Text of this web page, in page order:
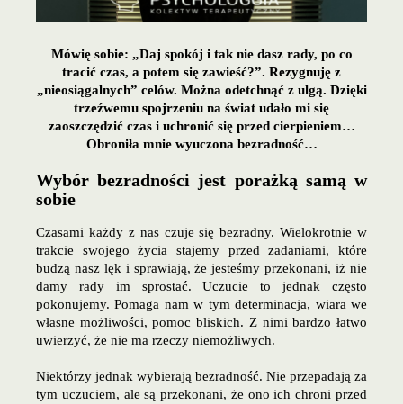
Mówię sobie: „Daj spokój i tak nie dasz rady, po co
tracić czas, a potem się zawieść?”. Rezygnuję z
„nieosiągalnych” celów. Można odetchnąć z ulgą. Dzięki
trzeźwemu spojrzeniu na świat udało mi się
zaoszczędzić czas i uchronić się przed cierpieniem…
Obroniła mnie wyuczona bezradność…
Wybór bezradności jest porażką samą w
sobie
Czasami każdy z nas czuje się bezradny. Wielokrotnie w
trakcie swojego życia stajemy przed zadaniami, które
budzą nasz lęk i sprawiają, że jesteśmy przekonani, iż nie
damy rady im sprostać. Uczucie to jednak często
pokonujemy. Pomaga nam w tym determinacja, wiara we
własne możliwości, pomoc bliskich. Z nimi bardzo łatwo
uwierzyć, że nie ma rzeczy niemożliwych.
Niektórzy jednak wybierają bezradność. Nie przepadają za
tym uczuciem, ale są przekonani, że ono ich chroni przed